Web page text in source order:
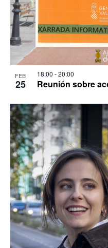
FEB
25 Reunión sobre
18:00 -20:00